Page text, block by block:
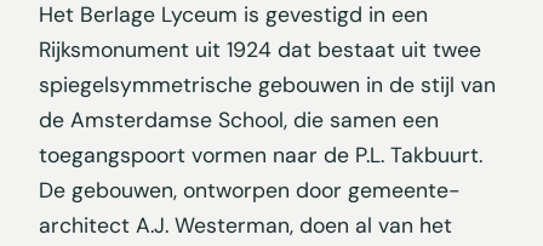
Het Berlage Lyceum is gevestigd in een
Rijksmonument uit 1924 dat bestaat uit twee
spiegelsymmetrische gebouwen in de stijl van
de Amsterdamse School, die samen een
toegangspoort vormen naar de P.L. Takbuurt.
De gebouwen, ontworpen door gemeente-
architect A.J. Westerman, doen al van het